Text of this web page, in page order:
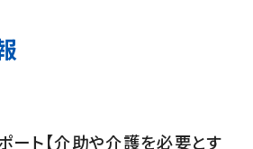
ート【介助や介護を必要とす